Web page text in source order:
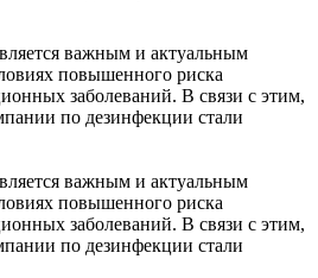
важным и актуальным
повышенного риска
заболеваний. В связи с этим,
по дезинфекции стали
важным и актуальным
повышенного риска
заболеваний. В связи с этим,
по дезинфекции стали